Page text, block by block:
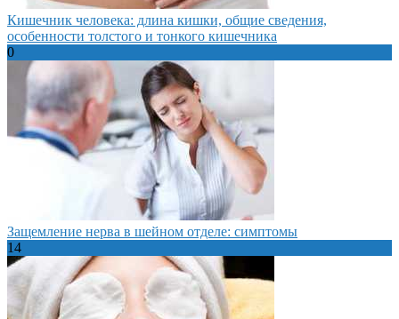
Кишечник человека: длина кишки, общие сведения,
особенности толстого и тонкого кишечника
0
Защемление нерва в шейном отделе: симптомы
14